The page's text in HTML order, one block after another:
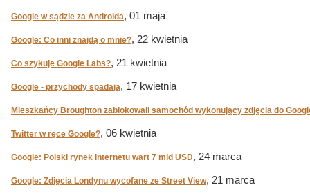
Google w sądzie za Androida, 01 maja
Google: Co inni znajdą o mnie?, 22 kwietnia
Co szykuje Google Labs?, 21 kwietnia
Google - przychody spadają, 17 kwietnia
Mieszkańcy Broughton zablokowali samochód wykonujący zdjęcia do
Twitter w ręce Google?, 06 kwietnia
Google: Polski rynek internetu wart 7 mld USD, 24 marca
Google: Zdjęcia Londynu wycofane ze Street View, 21 marca